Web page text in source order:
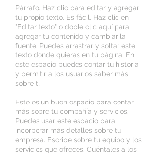
Párrafo. Haz clic para editar y agregar
tu propio texto. Es fácil. Haz clic en
"Editar texto" o doble clic aquí para
agregar tu contenido y cambiar la
fuente. Puedes arrastrar y soltar este
texto donde quieras en tu página. En
este espacio puedes contar tu historia
y permitir a los usuarios saber más
sobre ti.
​Este es un buen espacio para contar
más sobre tu compañía y servicios.
Puedes usar este espacio para
incorporar más detalles sobre tu
empresa. Escribe sobre tu equipo y los
servicios que ofreces. Cuéntales a los